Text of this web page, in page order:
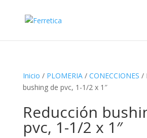
Inicio / PLOMERIA/ CONECCIONES /
bushing de pvc, 1-1/2 x 1″
Reducción
pvc, 1-1/2 x 1″